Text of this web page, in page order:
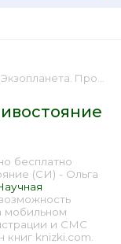
Противостояние - Ольга Белёва 📕 - Книга онлайн бесплатно
бесплатно
(СИ) - Ольга
мобильном
и СМС
knizki.com.